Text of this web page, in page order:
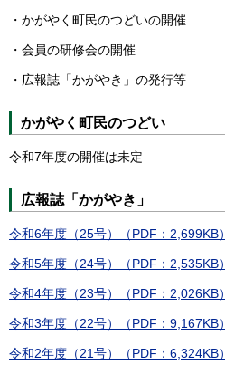
・かがやく町民のつどいの開催
・会員の研修会の開催
・広報誌「かがやき」の発行等
かがやく町民のつどい
令和7年度の開催は未定
広報誌「かがやき」
令和6年度（25号）（PDF：2,699KB）
令和5年度（24号）（PDF：2,535KB）
令和4年度（23号）（PDF：2,026KB）
令和3年度（22号）（PDF：9,167KB）
令和2年度（21号）（PDF：6,324KB）